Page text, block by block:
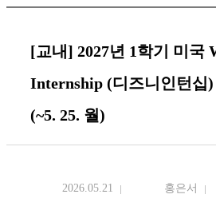
[교내] 2027년 1학기 미국
Internship (디즈니인턴십
(~5. 25. 월)
2026.05.21 홍은서